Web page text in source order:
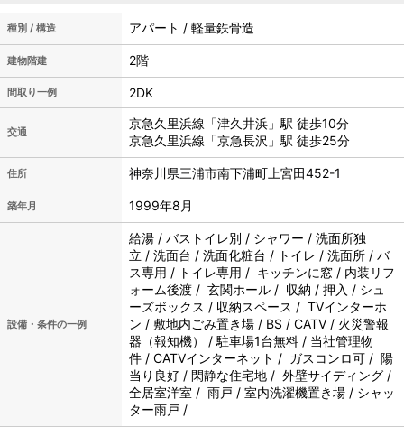
種別 / 構造 アパート / 軽量鉄骨造
建物階建 2階
間取り一例 2DK
交通
京急久里浜線「津久井浜」駅 徒歩10分
京急久里浜線「京急長沢」駅 徒歩25分
住所 神奈川県三浦市南下浦町上宮田452-1
築年月 1999年8月
設備・条件の一例
給湯 / バストイレ別 / シャワー / 洗面所独
立 / 洗面台 / 洗面化粧台 / トイレ / 洗面所 / バ
ス専用 / トイレ専用 / キッチンに窓 / 内装リフ
ォーム後渡 / 玄関ホール / 収納 / 押入 / シュ
ーズボックス / 収納スペース / TVインターホ
ン / 敷地内ごみ置き場 / BS / CATV / 火災警報
器（報知機） / 駐車場1台無料 / 当社管理物
件 / CATVインターネット / ガスコンロ可 / 陽
当り良好 / 閑静な住宅地 / 外壁サイディング /
全居室洋室 / 雨戸 / 室内洗濯機置き場 / シャッ
ター雨戸 /